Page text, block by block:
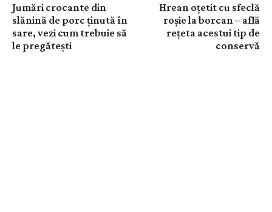
Jumări crocante din
slănină de porc ținută în
sare, vezi cum trebuie să
le pregătești
Hrean oțetit cu sfeclă
roșie la borcan – află
rețeta acestui tip de
conservă